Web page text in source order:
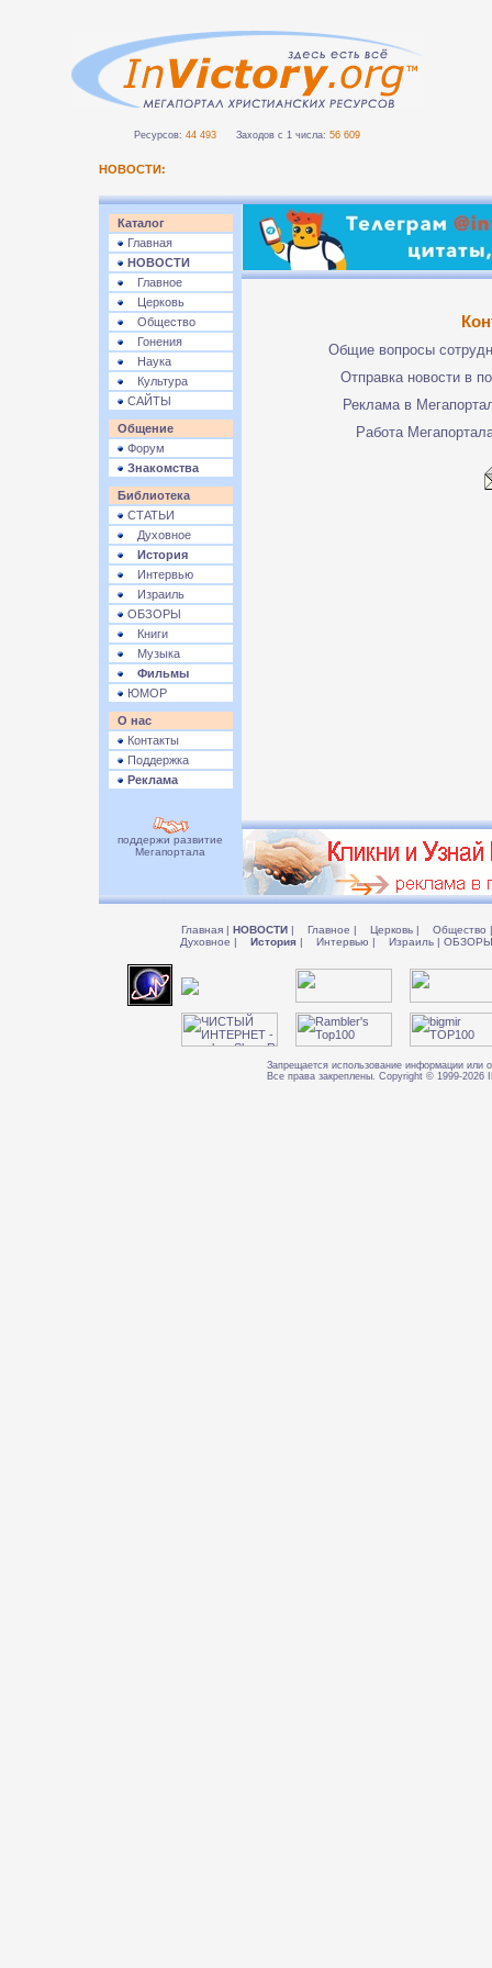
Ресурсов: 44 493 Заходов с 1 числа: 56 609
НОВОСТИ:
Каталог
Главная
НОВОСТИ
Главное
Церковь
Общество
Гонения
Наука
Культура
САЙТЫ
Общение
Форум
Знакомства
Библиотека
СТАТЬИ
Духовное
История
Интервью
Израиль
ОБЗОРЫ
Книги
Музыка
Фильмы
ЮМОР
О нас
Контакты
Поддержка
Реклама
Общие вопросы
Отправка новости в
Реклама в
Работа
поддержи развитие
Мегапортала
Главная | НОВОСТИ | Главное | Церковь | Общество |
Духовное | История | Интервью | Израиль |
Запрещается использование информации или
Все права закреплены. Copyright © 1999-